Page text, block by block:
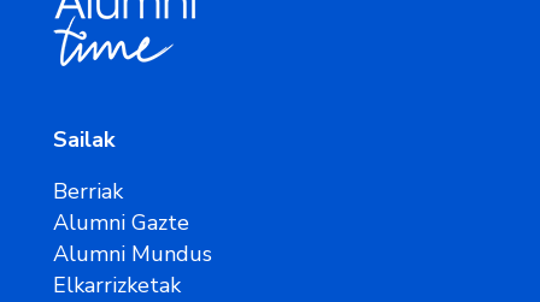
Sailak
Berriak
Alumni Gazte
Alumni Mundus
Elkarrizketak